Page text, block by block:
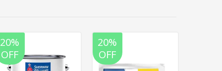
20%
OFF
20%
OFF